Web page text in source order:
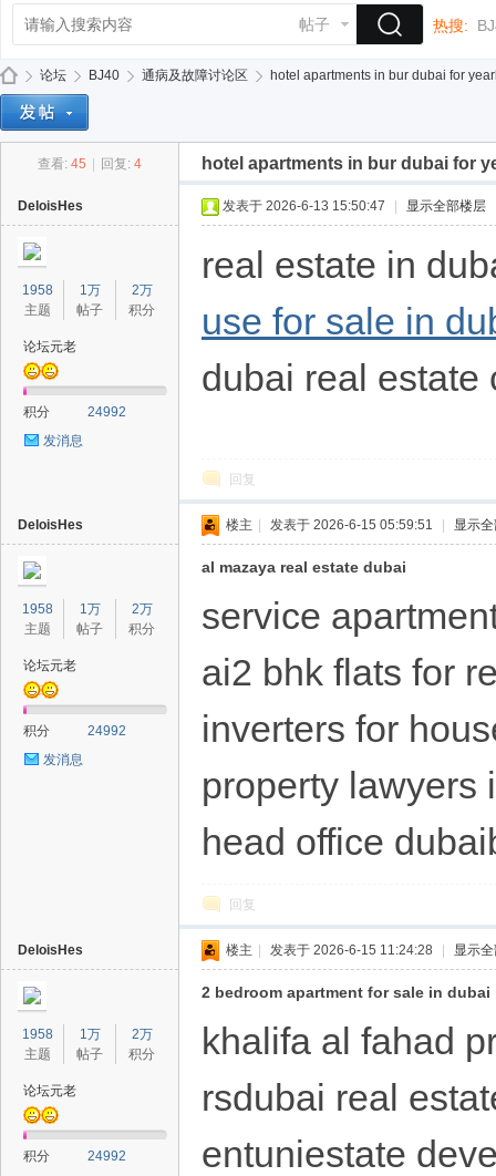
帖子 热搜:
论坛 BJ40
›
通病及故障讨论区
›
hotel apartments in bur dubai for
查看: 45 回复: 4 hotel apartments in bur dubai for
DeloisHes
1958
主题
1万
帖子
2万
积分
论坛元老
积分
24992
发消息
发表于 2026-6-13 15:50:47 显示全部楼层
real estate in
use for sale in
dubai real estate
回复
DeloisHes
1958
主题
1万
帖子
2万
积分
论坛元老
积分
24992
发消息
楼主 发表于 2026-6-15 05:59:51 显示
al mazaya real estate dubai
service
ai2 bhk flats for
inverters for
property lawyers
head office
回复
DeloisHes
1958
主题
1万
帖子
2万
积分
论坛元老
积分
24992
楼主 发表于 2026-6-15 11:24:28 显示
2 bedroom apartment for sale in dubai
khalifa al fahad
rsdubai real
entuniestate